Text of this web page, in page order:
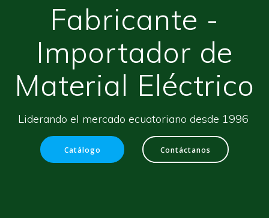
Fabricante -
Importador de
Material Eléctrico
Liderando el mercado ecuatoriano desde 1996
Catálogo Contáctanos